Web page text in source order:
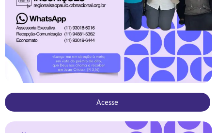
Acesse